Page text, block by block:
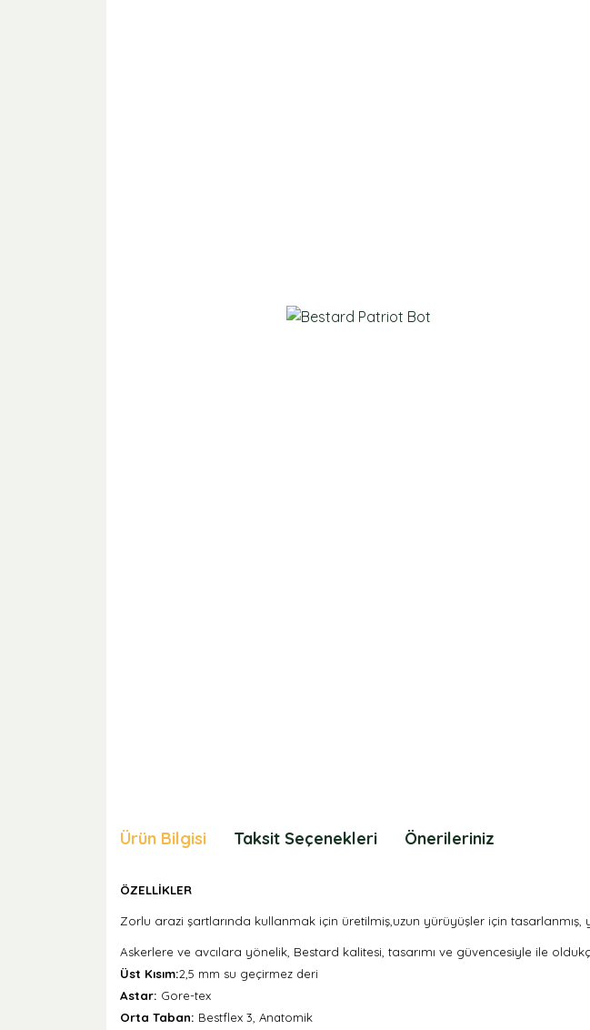
Ürün Bilgisi Taksit Seçenekleri Önerileriniz
ÖZELLİKLER
Zorlu arazi şartlarında kullanmak için üretilmiş,uzun yürüyüşler için
Askerlere ve avcılara yönelik, Bestard kalitesi, tasarımı ve güvencesiyle ile
Üst Kısım:2,5 mm su geçirmez deri
Astar: Gore-tex
Orta Taban: Bestflex 3, Anatomik